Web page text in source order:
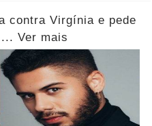
contra Virgínia e pede
Ver mais